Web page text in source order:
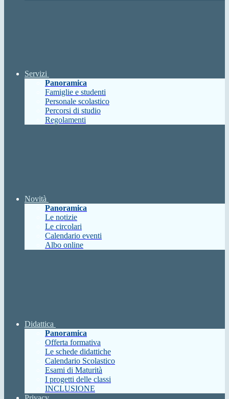
Servizi
Panoramica
Famiglie e studenti
Personale scolastico
Percorsi di studio
Regolamenti
Novità
Panoramica
Le notizie
Le circolari
Calendario eventi
Albo online
Didattica
Panoramica
Offerta formativa
Le schede didattiche
Calendario Scolastico
Esami di Maturità
I progetti delle classi
INCLUSIONE